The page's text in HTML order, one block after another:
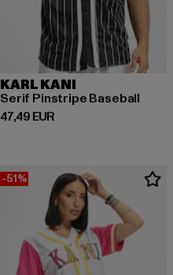
KARL KANI
Serif Pinstripe Baseball
47,49 EUR
Derzeitiger Preis: 47,49 EUR
-51%